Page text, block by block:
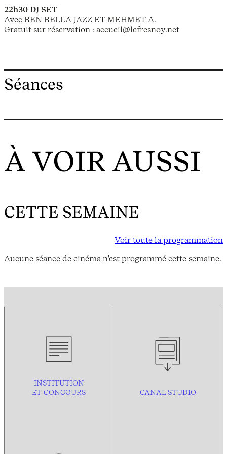
22h30 DJ SET
Avec BEN BELLA JAZZ ET MEHMET A.
Gratuit sur réservation : accueil@lefresnoy.net
Séances
À VOIR AUSSI
CETTE SEMAINE
Voir toute la programmation
Aucune séance de cinéma n'est programmé cette semaine.
INSTITUTION
ET CONCOURS
CANAL STUDIO